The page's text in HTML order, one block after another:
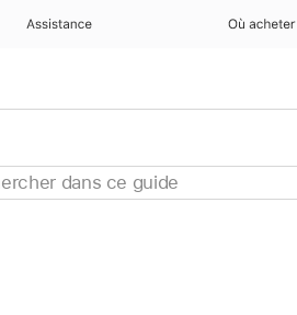
Assistance Où acheter